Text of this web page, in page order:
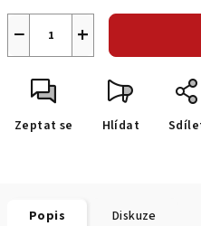
+
−
Zeptat se Hlídat
Popis Diskuze